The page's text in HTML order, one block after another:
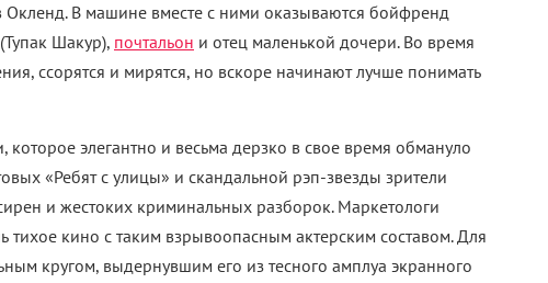
Окленд. В машине вместе с ними оказываются бойфренд
Шакур), почтальон и отец маленькой дочери. Во время
ссорятся и мирятся, но вскоре начинают лучше понимать
элегантно и весьма дерзко в свое время обмануло
«Ребят с улицы» и скандальной рэп-звезды зрители
и жестоких криминальных разборок. Маркетологи
тихое кино с таким взрывоопасным актерским составом. Для
кругом, выдернувшим его из тесного амплуа экранного